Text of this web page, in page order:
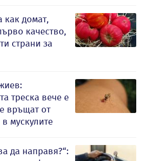
как домат,
качество,
страни за
треска вече е
връщат от
мускулите
да направя?“: